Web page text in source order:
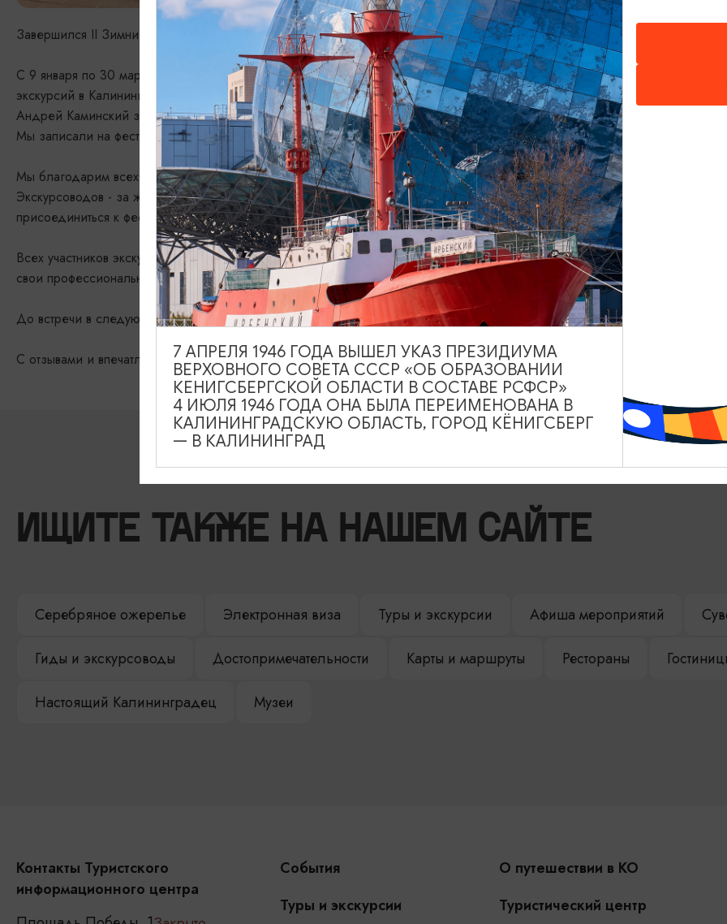
Завершился II Зимний Фестиваль Экскурсий, организованный Туристским Информационным центром Калининградской
С 9 января по 30 марта выпускники профессиональной программы Экскурсоведение, молодые гиды провели более 40
экскурсий в Калининграде, Зеленоградске, Черняховске, Пионерском, Светлогорске!
Андрей Каминский за время Фестиваля обошел вокруг озера Тихого с экскурсантами 47 раз!
Мы записали на фестиваль без малого 1000 экскурсантов! И самому юному участнику исполнилось всего 4 месяца!
Мы благодарим всех за участие!
Экскурсоводов - за желание делиться знаниями, огонёк в глазах! Очень приятно было, что некоторые гиды принимали
присоединиться к фестивалю, глядя на пример коллег!
Всех участников экскурсий - за рвение к знаниям! Благодаря вам начинающие экскурсоводы получают опыт и
свои профессиональные навыки!
До встречи в следующем году!
С отзывами и впечатлениями участников можно ознакомиться в гостевой книгеhttps://visit-kaliningrad.ru/guest-book/
ИЩИТЕ ТАКЖЕ НА НАШЕМ САЙТЕ
Серебряное ожерелье Электронная виза Туры и экскурсии Афиша мероприятий
Гиды и экскурсоводы Достопримечательности Карты и маршруты Рестораны
Настоящий Калининградец Музеи
Контакты Туристского
информационного центра
События
Туры и экскурсии
О путешествии в КО
Туристический центр
7 АПРЕЛЯ 1946 ГОДА ВЫШЕЛ УКАЗ ПРЕЗИДИУМА
ВЕРХОВНОГО СОВЕТА СССР «ОБ ОБРАЗОВАНИИ
КЕНИГСБЕРГСКОЙ ОБЛАСТИ В СОСТАВЕ РСФСР»
4 ИЮЛЯ 1946 ГОДА ОНА БЫЛА ПЕРЕИМЕНОВАНА В
КАЛИНИНГРАДСКУЮ ОБЛАСТЬ, ГОРОД КЁНИГСБЕРГ
— В КАЛИНИНГРАД